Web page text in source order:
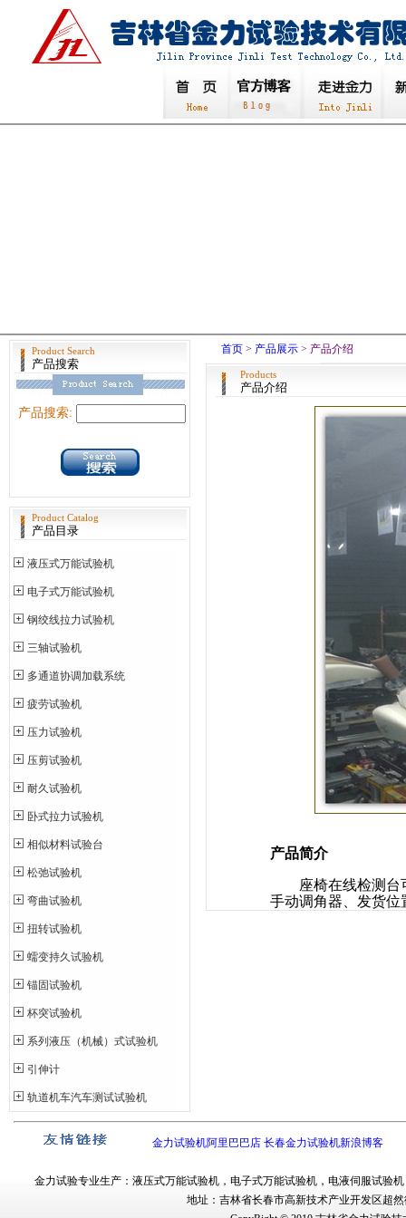
Product Search
产品搜索
产品搜索:
Product Catalog
产品目录
液压式万能试验机
电子式万能试验机
钢绞线拉力试验机
三轴试验机
多通道协调加载系统
疲劳试验机
压力试验机
压剪试验机
耐久试验机
卧式拉力试验机
相似材料试验台
松弛试验机
弯曲试验机
扭转试验机
蠕变持久试验机
锚固试验机
杯突试验机
系列液压（机械）式试验机
引伸计
轨道机车汽车测试试验机
首页 > 产品展示 > 产品介绍
Products
产品介绍
产品简介
座椅在线检测
手动调角器、发货位
金力试验机阿里巴巴店 长春金力试验机新浪博客
金力试验专业生产： 液压式万能试验机， 电子式万能试验机， 电液伺服试验机
地址：吉林省长春市高新技术产业开发区超然